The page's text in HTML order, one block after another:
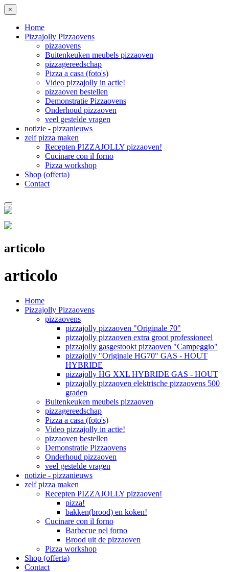
×
Home
Pizzajolly Pizzaovens
pizzaovens
Buitenkeuken meubels pizzaoven
pizzagereedschap
Pizza a casa (foto's)
Video pizzajolly in actie!
pizzaoven bestellen
Demonstratie Pizzaovens
Onderhoud pizzaoven
veel gestelde vragen
notizie - pizzanieuws
zelf pizza maken
Recepten PIZZAJOLLY pizzaoven!
Cucinare con il forno
Pizza workshop
Shop (offerta)
Contact
articolo
articolo
Home
Pizzajolly Pizzaovens
pizzaovens
pizzajolly pizzaoven "Originale 70"
pizzajolly pizzaoven extra groot professioneel
pizzajolly gasgestookt pizzaoven "Campeggio"
pizzajolly "Originale HG70" GAS - HOUT
HYBRIDE
pizzajolly HG XXL HYBRIDE GAS - HOUT
pizzajolly pizzaoven elektrische pizzaovens 500
graden
Buitenkeuken meubels pizzaoven
pizzagereedschap
Pizza a casa (foto's)
Video pizzajolly in actie!
pizzaoven bestellen
Demonstratie Pizzaovens
Onderhoud pizzaoven
veel gestelde vragen
notizie - pizzanieuws
zelf pizza maken
Recepten PIZZAJOLLY pizzaoven!
pizza!
bakken(brood) en koken!
Cucinare con il forno
Barbecue nel forno
Brood uit de pizzaoven
Pizza workshop
Shop (offerta)
Contact